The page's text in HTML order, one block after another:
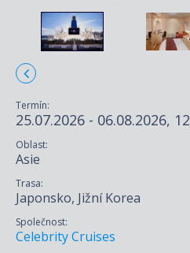
Termín:
25.07.2026 - 06.08.2026,
Oblast:
Asie
Trasa:
Japonsko, Jižní Korea
Společnost:
Celebrity Cruises